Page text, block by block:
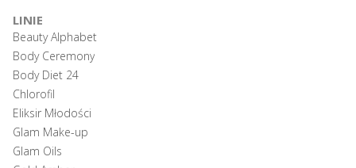
LINIE
Beauty Alphabet
Body Ceremony
Body Diet 24
Chlorofil
Eliksir Młodości
Glam Make-up
Glam Oils